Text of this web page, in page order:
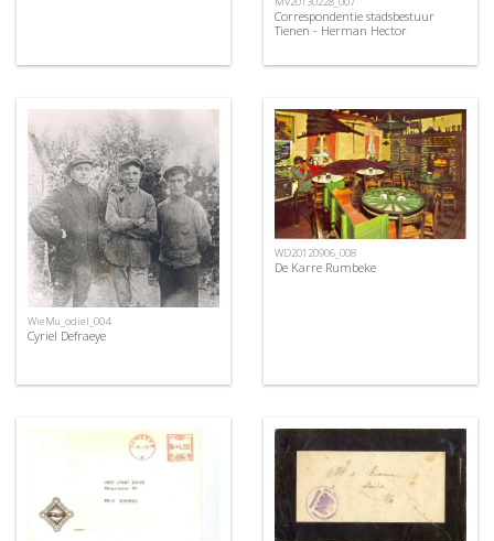
Correspondentie stadsbestuur
Tienen - Herman Hector
WieMu_odiel_004
Cyriel Defraeye
WD20120906_008
De Karre Rumbeke